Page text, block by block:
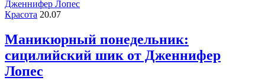
Красота 20.07
Маникюрный понедельник:
сицилийский шик от Дженнифер
Лопес